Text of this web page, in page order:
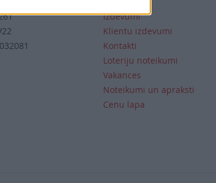
Izdevumi
Klientu izdevumi
Kontakti
Loteriju noteikumi
Vakances
Noteikumi un apraksti
Cenu lapa